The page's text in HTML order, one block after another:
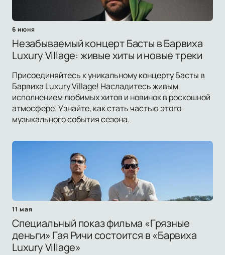
6 июня
Незабываемый концерт Басты в Барвиха
Luxury Village: живые хиты и новые треки
Присоединяйтесь к уникальному концерту Басты в
Барвиха Luxury Village! Насладитесь живым
исполнением любимых хитов и новинок в роскошной
атмосфере. Узнайте, как стать частью этого
музыкального события сезона.
11 мая
Специальный показ фильма «Грязные
деньги» Гая Ричи состоится в «Барвиха
Luxury Village»